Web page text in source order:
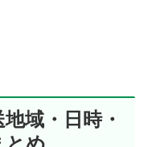
域・日時・